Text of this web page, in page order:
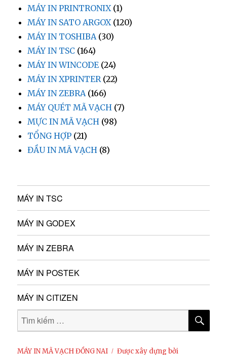
MÁY IN PRINTRONIX(1)
MÁY IN SATO ARGOX(120)
MÁY IN TOSHIBA(30)
MÁY IN TSC (164)
MÁY IN WINCODE (24)
MÁY IN XPRINTER(22)
MÁY IN ZEBRA(166)
MÁY QUÉT MÃ VẠCH (7)
MỰC IN MÃ VẠCH (98)
TỔNG HỢP (21)
ĐẦU IN MÃ VẠCH (8)
MÁY IN TSC
MÁY IN GODEX
MÁY IN ZEBRA
MÁY IN POSTEK
MÁY IN CITIZEN
MÁY IN MÃ VẠCH ĐỒNG NAI Được xây dựng bởi